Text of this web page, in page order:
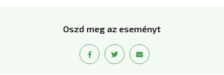
Oszd meg az eseményt